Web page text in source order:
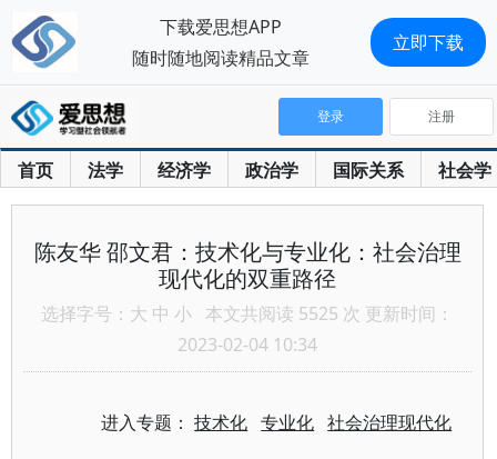
首页 法学 经济学 政治学 国际关系 社会学
登录 注册
陈友华 邵文君：技术化与专业化：社会治理
现代化的双重路径
选择字号： 大 中 小 本文共阅读 5525 次 更新时间：
2023-02-04 10:34
进入专题：技术化 专业化 社会治理现代化
下载爱思想APP
随时随地阅读精品文章
立即下载